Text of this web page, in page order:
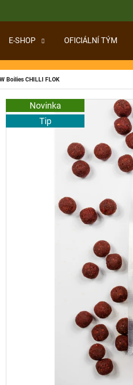
E-SHOP OFICIÁLNÍ TÝM
Boilies CHILLI FLOK
Novinka
Tip
POTŘEBUJETE
DOPORUČUJEME
CYBERBARBED S OTVOREM